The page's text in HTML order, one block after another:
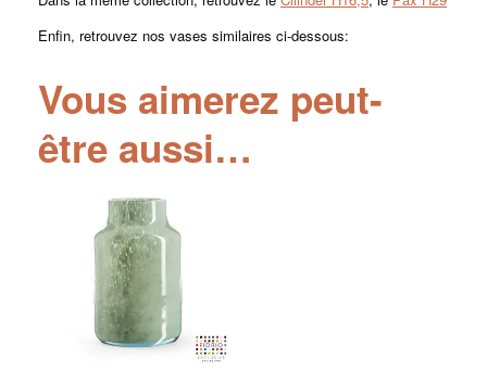
Enfin, retrouvez nos vases similaires ci-dessous:
Vous aimerez peut-
être aussi…